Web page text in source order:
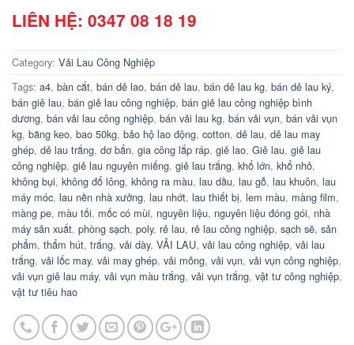
LIÊN HỆ: 0347 08 18 19
Category: Vải Lau Công Nghiệp
Tags: a4, bàn cắt, bán dẻ lao, bán dẻ lau, bán dẻ lau kg, bán dẻ lau ký,
bán giẻ lau, bán giẻ lau công nghiệp, bán giẻ lau công nghiệp bình
dương, bán vải lau công nghiệp, bán vải lau kg, bán vải vụn, bán vải vụn
kg, băng keo, bao 50kg, bảo hộ lao động, cotton, dẻ lau, dẻ lau may
ghép, dẻ lau trắng, dơ bẩn, gia công lắp ráp, giẻ lao, Giẻ lau, giẻ lau
công nghiệp, giẻ lau nguyên miếng, giẻ lau trắng, khổ lớn, khổ nhỏ,
không bụi, không đổ lông, không ra màu, lau dầu, lau gỗ, lau khuôn, lau
máy móc, lau nền nhà xưởng, lau nhớt, lau thiết bị, lem màu, màng film,
màng pe, màu tối, mốc có mùi, nguyên liệu, nguyên liệu đóng gói, nhà
máy sản xuất, phòng sạch, poly, rẻ lau, rẻ lau công nghiệp, sạch sẽ, sản
phẩm, thẩm hút, trắng, vải dày, VẢI LAU, vải lau công nghiệp, vải lau
trắng, vải lốc may, vải may ghép, vải mỏng, vải vụn, vải vụn công nghiệp,
vải vụn giẻ lau máy, vải vụn màu trắng, vải vụn trắng, vật tư công nghiệp,
vật tư tiêu hao